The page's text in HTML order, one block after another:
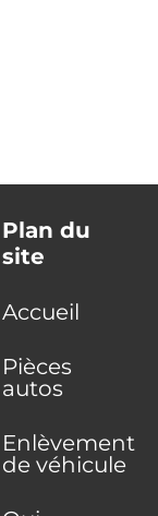
Plan du
site
Accueil
Pièces
autos
Enlèvement
de véhicule